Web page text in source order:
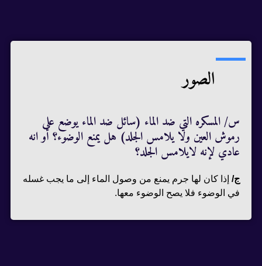
الصور
س/ المسكره التي ضد الماء (سائل ضد الماء يوضع على
رموش العين ولا يلامس الجلد) هل يمنع الوضوء؟ أو انه
عادي لإنه لايلامس الجلد؟
ج/إذا كان لها جرم يمنع من وصول الماء إلى ما يجب غسله
في الوضوء فلا يصح الوضوء معها.